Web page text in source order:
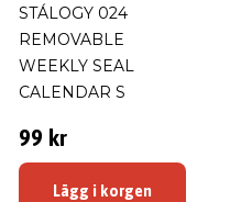
STÁLOGY 024
REMOVABLE
WEEKLY SEAL
CALENDAR S
99 kr
Lägg i korgen